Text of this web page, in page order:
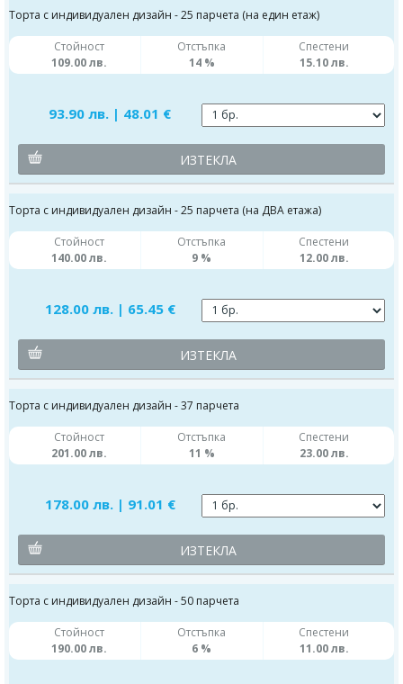
Торта с индивидуален дизайн - 25 парчета (на един етаж)
Стойност
109.00 лв.
Отстъпка
14 %
Спестени
15.10 лв.
93.90 лв. | 48.01 €
ИЗТЕКЛА
Торта с индивидуален дизайн - 25 парчета (на ДВА етажа)
Стойност
140.00 лв.
Отстъпка
9 %
Спестени
12.00 лв.
128.00 лв. | 65.45 €
ИЗТЕКЛА
Торта с индивидуален дизайн - 37 парчета
Стойност
201.00 лв.
Отстъпка
11 %
Спестени
23.00 лв.
178.00 лв. | 91.01 €
ИЗТЕКЛА
Торта с индивидуален дизайн - 50 парчета
Стойност
190.00 лв.
Отстъпка
6 %
Спестени
11.00 лв.